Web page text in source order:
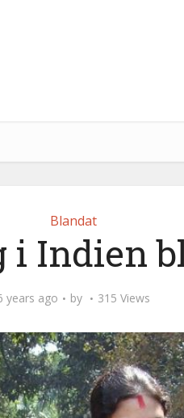
Blandat
i Indien
years ago by 315 Views